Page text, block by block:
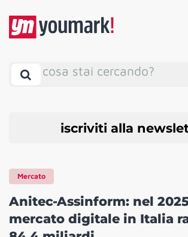
cosa stai cercando?
iscriviti alla
Mercato
Anitec-Assinform: nel
mercato digitale in Italia